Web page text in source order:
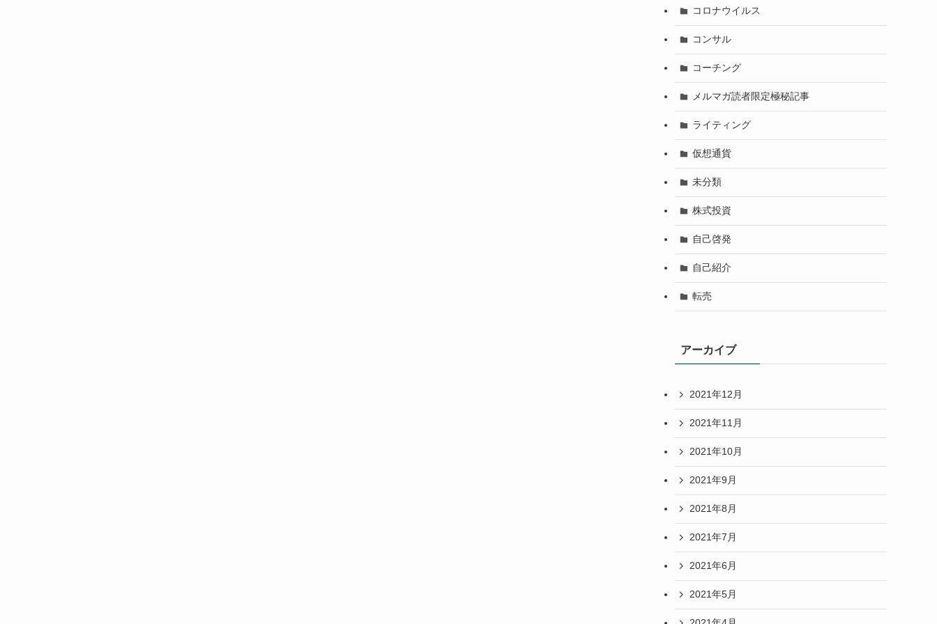
コロナウイルス
コンサル
コーチング
メルマガ読者限定極秘記事
ライティング
仮想通貨
未分類
株式投資
自己啓発
自己紹介
転売
アーカイブ
2021年12月
2021年11月
2021年10月
2021年9月
2021年8月
2021年7月
2021年6月
2021年5月